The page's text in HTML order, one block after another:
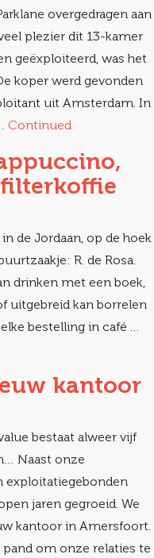
overgedragen aan
plezier dit 13-kamer
geëxploiteerd, was het
koper werd gevonden
uit Amsterdam. In
Continued
de Jordaan, op de hoek
R. de Rosa.
drinken met een boek,
uitgebreid kan borrelen
bestelling in café …
kantoor
bestaat alweer vijf
Naast onze
exploitatiegebonden
jaren gegroeid. We
kantoor in Amersfoort.
om onze relaties te